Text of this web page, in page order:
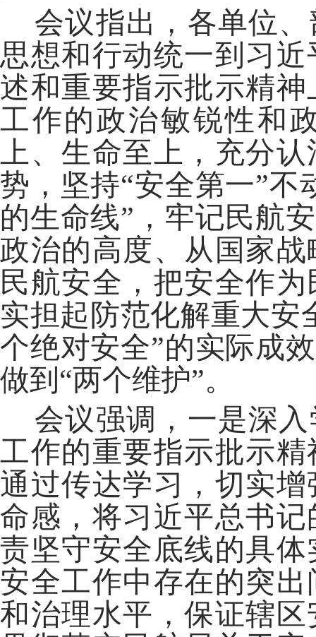
会议指出，各单位、
思想和行动统一到习
述和重要指示批示精
工作的政治敏锐性和
上、生命至上，充分
势，坚持“安全第一”不
的生命线”，牢记民航
政治的高度、从国家
民航安全，把安全作
实担起防范化解重大安
个绝对安全”的实际成
做到“两个维护”。
会议强调，一是深入
工作的重要指示批示
通过传达学习，切实
命感，将习近平总书
责坚守安全底线的具
安全工作中存在的突
和治理水平，保证辖